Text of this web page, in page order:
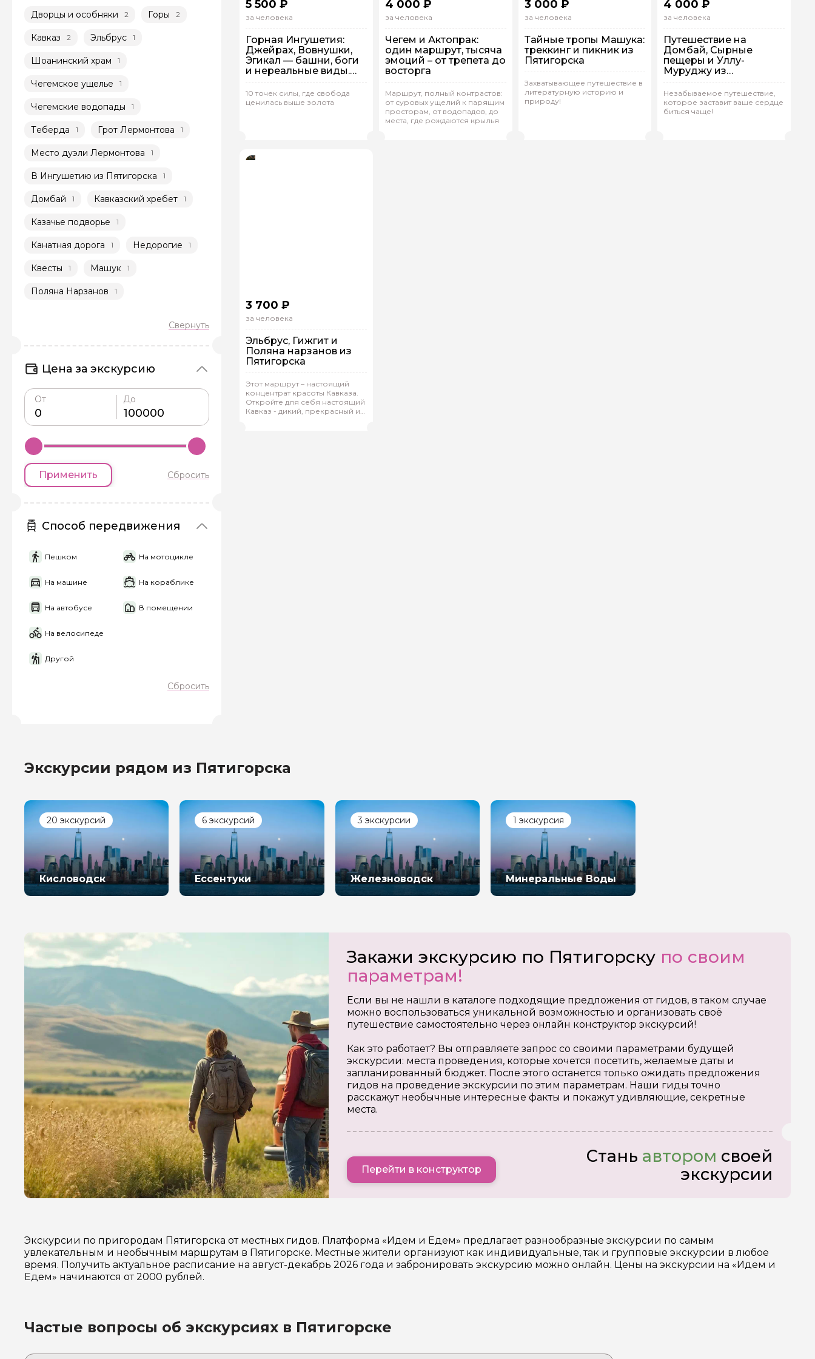
Дворцы и особняки 2 Горы 2
Кавказ 2 Эльбрус 1
Шоанинский храм 1
Чегемское ущелье 1
Чегемские водопады 1
Теберда 1 Грот Лермонтова 1
Место дуэли Лермонтова 1
В Ингушетию из Пятигорска 1
Домбай 1 Кавказский хребет 1
Казачье подворье 1
Канатная дорога 1 Недорогие 1
Квесты 1 Машук 1
Поляна Нарзанов 1
Цена за экскурсию
От До
Применить Сбросить
Способ передвижения
Пешком На мотоцикле
На машине На кораблике
На автобусе В помещении
На велосипеде
Другой
Сбросить
5 500 ₽
за человека
Горная Ингушетия:
Джейрах, Вовнушки,
Эгикал — башни, боги
и нереальные виды.
Выезд из Пятигорска
10 точек силы, где свобода
ценилась выше золота
Групповая На машине
4 000 ₽
за человека
Чегем и Актопрак:
один маршрут, тысяча
эмоций – от трепета до
восторга
Маршрут, полный контрастов:
от суровых ущелий к парящим
просторам, от водопадов, до
места, где рождаются крылья
Родион.У 349
Групповая На машине
3 000 ₽
за человека
Тайные тропы Машука:
треккинг и пикник из
Пятигорска
Захватывающее путешествие в
литературную историю и
природу!
Групповая
4 000 ₽
за человека
Путешествие на
Домбай, Сырные
пещеры и Уллу-
Муруджу из
Пятигорска
Незабываемое путешествие,
которое заставит ваше сердце
биться чаще!
Групповая На машине
3 700 ₽
за человека
Эльбрус, Гижгит и
Поляна нарзанов из
Пятигорска
Этот маршрут – настоящий
концентрат красоты Кавказа.
Откройте для себя настоящий
Кавказ - дикий, прекрасный и
Групповая На машине
Экскурсии рядом из Пятигорска
20 экскурсий
Кисловодск
6 экскурсий
Ессентуки
3 экскурсии
Железноводск
1 экскурсия
Минеральные Воды
Закажи экскурсию по Пятигорску по своим
параметрам!
Если вы не нашли в каталоге подходящие предложения от гидов, в таком случае
можно воспользоваться уникальной возможностью и организовать своё
путешествие самостоятельно через онлайн конструктор экскурсий!
Как это работает? Вы отправляете запрос со своими параметрами будущей
экскурсии: места проведения, которые хочется посетить, желаемые даты и
запланированный бюджет. После этого останется только ожидать предложения
гидов на проведение экскурсии по этим параметрам. Наши гиды точно
расскажут необычные интересные факты и покажут удивляющие, секретные
места.
Перейти в конструктор
Стань автором своей
экскурсии
Экскурсии по пригородам Пятигорска от местных гидов. Платформа «Идем и Едем» предлагает разнообразные экскурсии по самым
увлекательным и необычным маршрутам в Пятигорске. Местные жители организуют как индивидуальные, так и групповые экскурсии в любое
время. Получить актуальное расписание на август-декабрь 2026 года и забронировать экскурсию можно онлайн. Цены на экскурсии на «Идем и
Едем» начинаются от 2000 рублей.
Частые вопросы об экскурсиях в Пятигорске
Задайте свой вопрос гиду
Как вас зовут Ваша электронная почта
Вопросы и комментарии
Я даю своё согласие на обработку
Отправить